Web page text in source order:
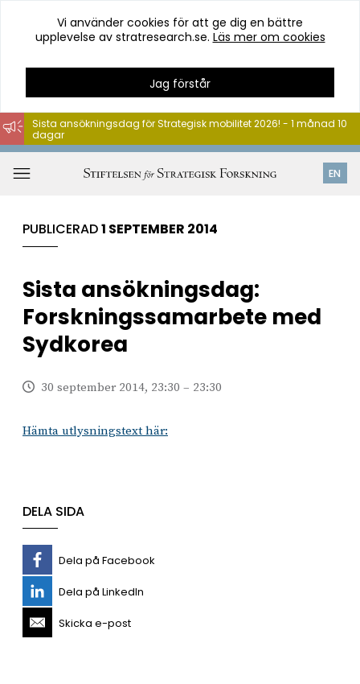
Hoppa
till
innehåll
Vi använder cookies för att ge dig en bättre
upplevelse av stratresearch.se. Läs mer om cookies
Jag förstår
EN
Sista ansökningsdag för Strategisk mobilitet 2026! - 1 månad 10
dagar
PUBLICERAD1 SEPTEMBER 2014
Sista ansökningsdag:
Forskningssamarbete med
Sydkorea
30 september 2014, 23:30 – 23:30
Hämta utlysningstext här:
DELA SIDA
Dela på Facebook
Dela på LinkedIn
Skicka e-post